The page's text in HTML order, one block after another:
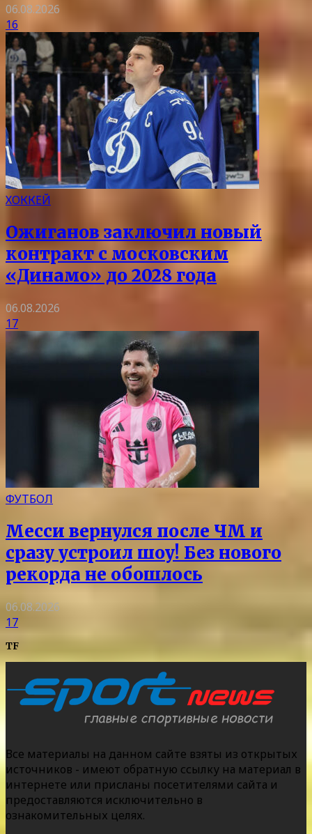
06.08.2026
16
ХОККЕЙ
Ожиганов заключил новый
контракт с московским
«Динамо» до 2028 года
06.08.2026
17
ФУТБОЛ
Месси вернулся после ЧМ и
сразу устроил шоу! Без нового
рекорда не обошлось
06.08.2026
17
TF
Все материалы на данном сайте взяты из открытых
источников - имеют обратную ссылку на материал в
интернете или присланы посетителями сайта и
предоставляются исключительно в
ознакомительных целях.